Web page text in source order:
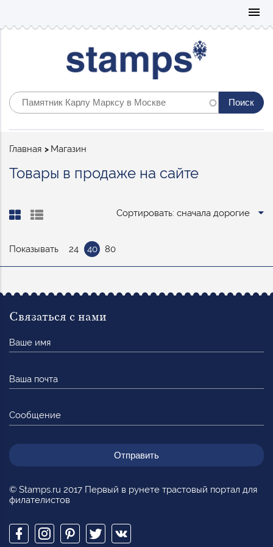
menu
Строка
Главная Магазин
Товары в продаже на сайте
Сортировать: сначала дорогие
Показывать 24 40 80
© Stamps.ru 2017 Первый в рунете трастовый портал для
филателистов
Связаться с нами
имя
почта
Сообщение